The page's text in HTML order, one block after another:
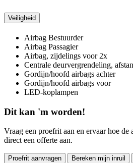
Veiligheid
Airbag Bestuurder
Airbag Passagier
Airbag, zijdelings voor 2x
Centrale deurvergrendeling,
Gordijn/hoofd airbags achter
Gordijn/hoofd airbags voor
LED-koplampen
Dit kan 'm worden!
Vraag een proefrit aan en ervaar hoe
direct een offerte aan.
Proefrit aanvragen Bereken mijn inruil